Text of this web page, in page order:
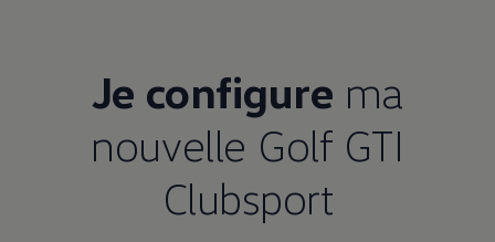
Je configure ma
nouvelle Golf GTI
Clubsport